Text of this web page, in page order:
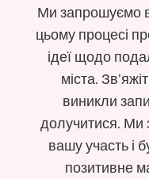
Ми запрошуємо
цьому процесі
ідеї щодо
міста.
виникли
долучитися. Ми
вашу участь і
позитивне